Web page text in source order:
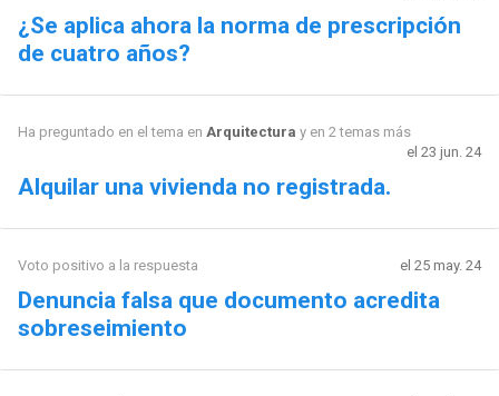
¿Se aplica ahora la norma de prescripción
de cuatro años?
Ha preguntado en el tema en Arquitectura y en 2 temas más
el 23 jun. 24
Alquilar una vivienda no registrada.
Voto positivo a la respuesta el 25 may. 24
Denuncia falsa que documento acredita
sobreseimiento